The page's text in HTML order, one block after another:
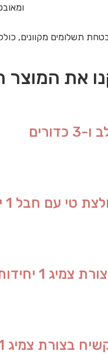
את המוצר
עם חבל 1 יחידות
1 יחידות
צמיג 1 יחידות